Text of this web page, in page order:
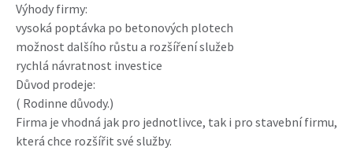
Výhody firmy:
vysoká poptávka po betonových plotech
možnost dalšího růstu a rozšíření služeb
rychlá návratnost investice
Důvod prodeje:
( Rodinne důvody.)
Firma je vhodná jak pro jednotlivce, tak i pro stavební firmu,
která chce rozšířit své služby.